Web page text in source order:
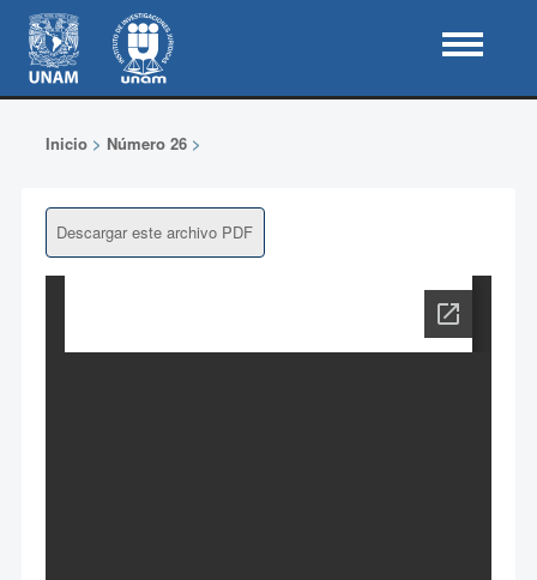
Inicio> Número 26>
Descargar este archivo PDF